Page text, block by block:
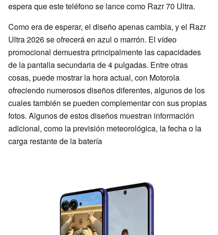
espera que este teléfono se lance como Razr 70 Ultra.
Como era de esperar, el diseño apenas cambia, y el Razr
Ultra 2026 se ofrecerá en azul o marrón. El vídeo
promocional demuestra principalmente las capacidades
de la pantalla secundaria de 4 pulgadas. Entre otras
cosas, puede mostrar la hora actual, con Motorola
ofreciendo numerosos diseños diferentes, algunos de los
cuales también se pueden complementar con sus propias
fotos. Algunos de estos diseños muestran información
adicional, como la previsión meteorológica, la fecha o la
carga restante de la batería